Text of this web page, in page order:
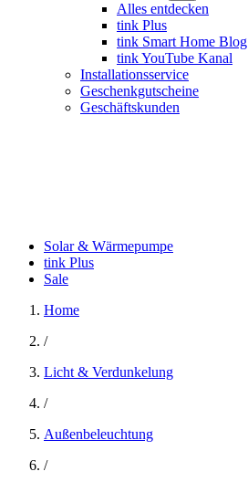
Alles entdecken
tink Plus
tink Smart Home Blog
tink YouTube Kanal
Installationsservice
Geschenkgutscheine
Geschäftskunden
Solar & Wärmepumpe
tink Plus
Sale
Home
/
Licht & Verdunkelung
/
Außenbeleuchtung
/